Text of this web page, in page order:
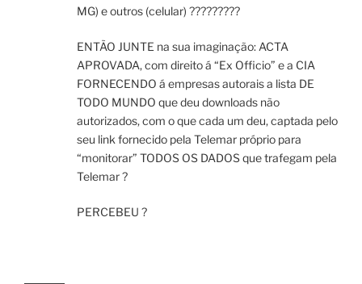
MG) e outros (celular) ?????????
ENTÃO JUNTE na sua imaginação: ACTA
APROVADA, com direito á “Ex Officio” e a CIA
FORNECENDO á empresas autorais a lista DE
TODO MUNDO que deu downloads não
autorizados, com o que cada um deu, captada pelo
seu link fornecido pela Telemar próprio para
“monitorar” TODOS OS DADOS que trafegam pela
Telemar ?
PERCEBEU ?